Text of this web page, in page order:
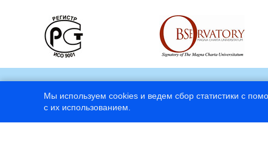
Мы используем cookies и ведем сбор статистики с
с их использованием.